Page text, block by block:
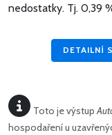
nedostatky. Tj. 0,39
DETAILNÍ
Toto je výstup
hospodaření u